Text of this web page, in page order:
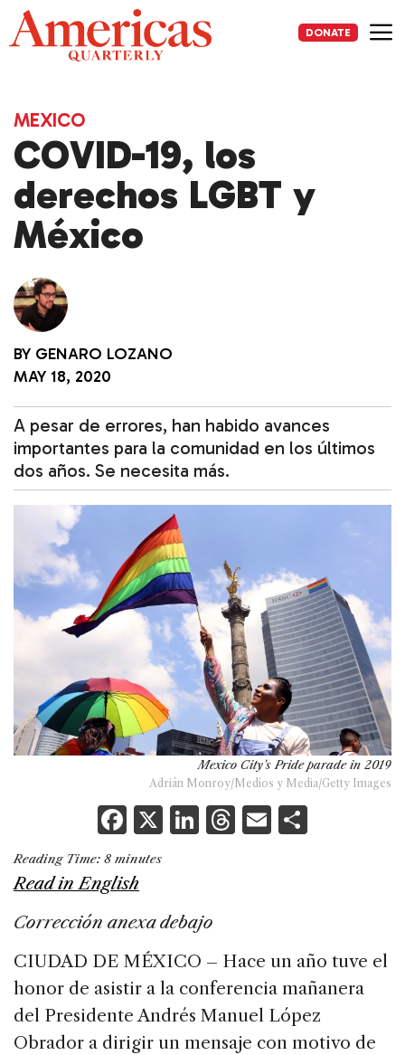
Skip
to
content
DONATE
MEXICO
COVID-19, los
derechos LGBT y
México
BY GENARO LOZANO
MAY 18, 2020
A pesar de errores, han habido avances
importantes para la comunidad en los últimos
dos años. Se necesita más.
Mexico City's Pride parade in 2019
Adrián Monroy/Medios y Media/Getty Images
F
a
c
b
o
o
k
X Li
dI
n
T
s
E
Reading Time: 8 minutes
Read in English
Corrección anexa debajo
CIUDAD DE MÉXICO – Hace un año tuve el
honor de asistir a la conferencia mañanera
del Presidente Andrés Manuel López
Obrador a dirigir un mensaje con motivo de